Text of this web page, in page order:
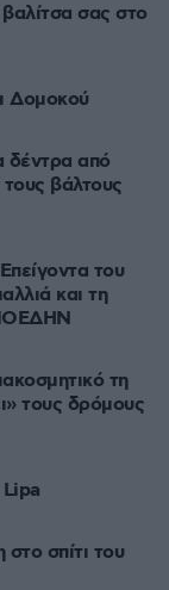
σας στο
Δομοκού
δέντρα από
βάλτους
του
και τη
ΠΟΕΔΗΝ
τη
τους δρόμους
Lipa
σπίτι του